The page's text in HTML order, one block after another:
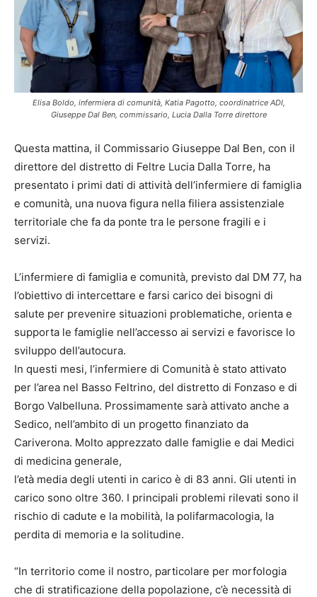
Elisa Boldo, infermiera di comunità, Katia Pagotto, coordinatrice ADI,
Giuseppe Dal Ben, commissario, Lucia Dalla Torre direttore
Questa mattina, il Commissario Giuseppe Dal Ben, con il
direttore del distretto di Feltre Lucia Dalla Torre, ha
presentato i primi dati di attività dell’infermiere di famiglia
e comunità, una nuova figura nella filiera assistenziale
territoriale che fa da ponte tra le persone fragili e i
servizi.
L’infermiere di famiglia e comunità, previsto dal DM 77, ha
l’obiettivo di intercettare e farsi carico dei bisogni di
salute per prevenire situazioni problematiche, orienta e
supporta le famiglie nell’accesso ai servizi e favorisce lo
sviluppo dell’autocura.
In questi mesi, l’infermiere di Comunità è stato attivato
per l’area nel Basso Feltrino, del distretto di Fonzaso e di
Borgo Valbelluna. Prossimamente sarà attivato anche a
Sedico, nell’ambito di un progetto finanziato da
Cariverona. Molto apprezzato dalle famiglie e dai Medici
di medicina generale,
l’età media degli utenti in carico è di 83 anni. Gli utenti in
carico sono oltre 360. I principali problemi rilevati sono il
rischio di cadute e la mobilità, la polifarmacologia, la
perdita di memoria e la solitudine.
“In territorio come il nostro, particolare per morfologia
che di stratificazione della popolazione, c’è necessità di